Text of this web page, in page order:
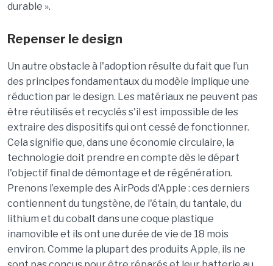
durable ».
Repenser le design
Un autre obstacle à l'adoption résulte du fait que l’un
des principes fondamentaux du modèle implique une
réduction par le design. Les matériaux ne peuvent pas
être réutilisés et recyclés s'il est impossible de les
extraire des dispositifs qui ont cessé de fonctionner.
Cela signifie que, dans une économie circulaire, la
technologie doit prendre en compte dès le départ
l'objectif final de démontage et de régénération.
Prenons l’exemple des AirPods d'Apple : ces derniers
contiennent du tungstène, de l'étain, du tantale, du
lithium et du cobalt dans une coque plastique
inamovible et ils ont une durée de vie de 18 mois
environ. Comme la plupart des produits Apple, ils ne